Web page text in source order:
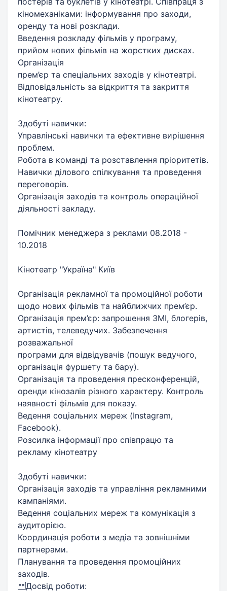
кіномеханіками: інформування про заходи,
оренду та нові розклади.
Введення розкладу фільмів у програму,
прийом нових фільмів на жорстких дисках.
Організація
прем’єр та спеціальних заходів у кінотеатрі.
Відповідальність за відкриття та закриття
кінотеатру.
Здобуті навички:
Управлінські навички та ефективне вирішення
проблем.
Робота в команді та розставлення пріоритетів.
Навички ділового спілкування та проведення
переговорів.
Організація заходів та контроль операційної
діяльності закладу.
Помічник менеджера з реклами 08.2018 -
10.2018
Кінотеатр "Україна" Київ
Організація рекламної та промоційної роботи
щодо нових фільмів та найближчих прем’єр.
Організація прем’єр: запрошення ЗМІ, блогерів,
артистів, телеведучих. Забезпечення
розважальної
програми для відвідувачів (пошук ведучого,
організація фуршету та бару).
Організація та проведення пресконференцій,
оренди кінозалів різного характеру. Контроль
наявності фільмів для показу.
Ведення соціальних мереж (Instagram,
Facebook).
Розсилка інформації про співпрацю та
рекламу кінотеатру
Здобуті навички:
Організація заходів та управління рекламними
кампаніями.
Ведення соціальних мереж та комунікація з
аудиторією.
Координація роботи з медіа та зовнішніми
партнерами.
Планування та проведення промоційних
заходів.
Досвід роботи: